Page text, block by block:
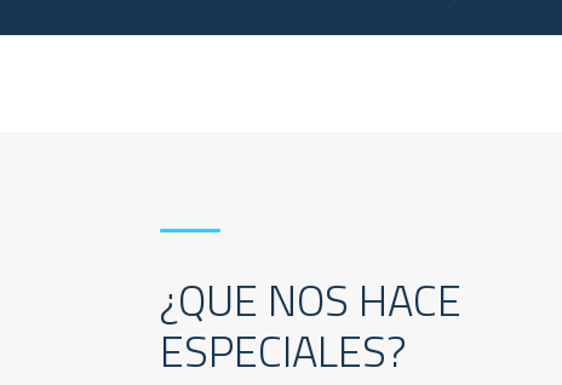
¿QUE NOS HACE
ESPECIALES?